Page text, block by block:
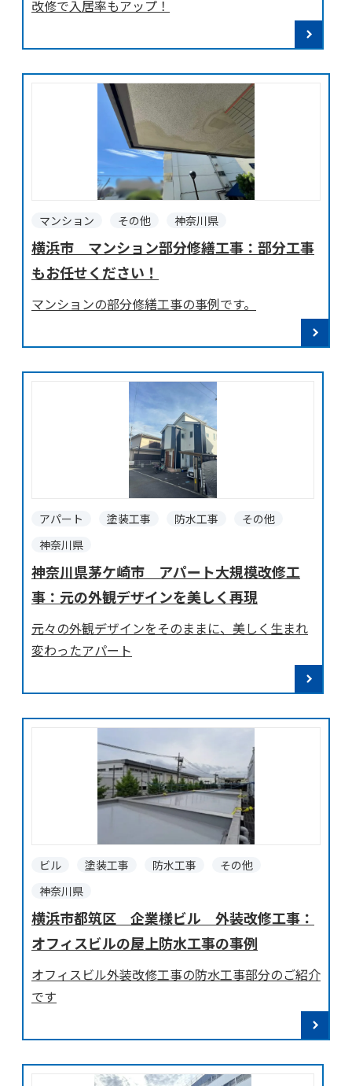
改修で入居率もアップ！
マンション その他 神奈川県
横浜市 マンション部分修繕工事：部分工事
もお任せください！
マンションの部分修繕工事の事例です。
アパート 塗装工事 防水工事
その他
神奈川県
神奈川県茅ケ崎市 アパート大規模改修工
事：元の外観デザインを美しく再現
元々の外観デザインをそのままに、美しく生まれ
変わったアパート
ビル 塗装工事 防水工事
その他
神奈川県
横浜市都筑区 企業様ビル 外装改修工事：
オフィスビルの屋上防水工事の事例
オフィスビル外装改修工事の防水工事部分のご紹介
です